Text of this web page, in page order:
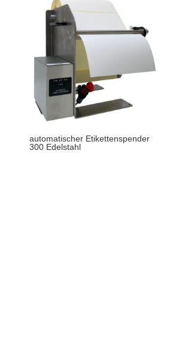
automatischer Etikettenspender
300 Edelstahl